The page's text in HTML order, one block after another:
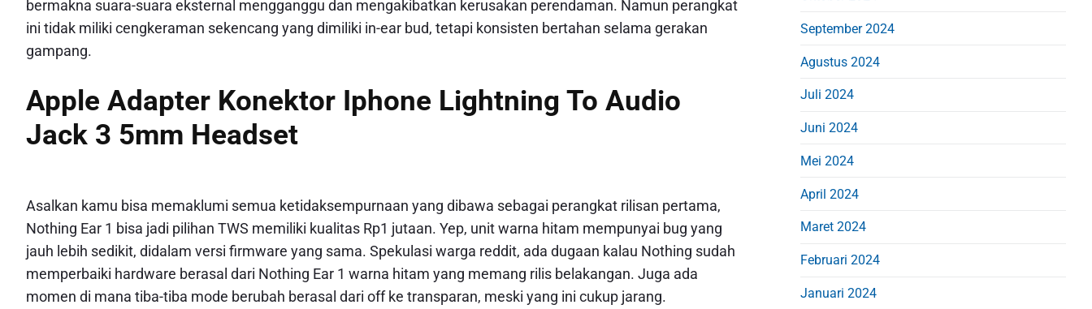
bermakna suara-suara eksternal mengganggu dan mengakibatkan kerusakan perendaman. Namun perangkat
ini tidak miliki cengkeraman sekencang yang dimiliki in-ear bud, tetapi konsisten bertahan selama gerakan
gampang.
Apple Adapter Konektor Iphone Lightning To Audio
Jack 3 5mm Headset
Asalkan kamu bisa memaklumi semua ketidaksempurnaan yang dibawa sebagai perangkat rilisan pertama,
Nothing Ear 1 bisa jadi pilihan TWS memiliki kualitas Rp1 jutaan. Yep, unit warna hitam mempunyai bug yang
jauh lebih sedikit, didalam versi firmware yang sama. Spekulasi warga reddit, ada dugaan kalau Nothing sudah
memperbaiki hardware berasal dari Nothing Ear 1 warna hitam yang memang rilis belakangan. Juga ada
momen di mana tiba-tiba mode berubah berasal dari off ke transparan, meski yang ini cukup jarang.
September 2024
Agustus 2024
Juli 2024
Juni 2024
Mei 2024
April 2024
Maret 2024
Februari 2024
Januari 2024